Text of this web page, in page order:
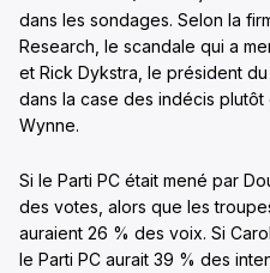
dans les sondages. Selon la
Research, le scandale qui a
et Rick Dykstra, le président
dans la case des indécis
Wynne.
Si le Parti PC était mené par
des votes, alors que les
auraient 26 % des voix. Si
le Parti PC aurait 39 % des